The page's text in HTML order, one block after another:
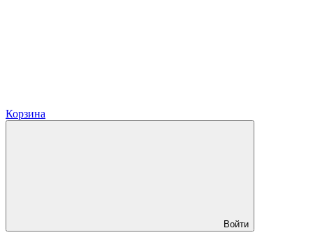
Корзина
Войти